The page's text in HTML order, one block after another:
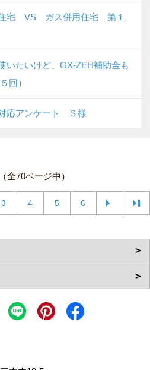
住宅 VS ガス併用住宅 第１
いたいけど、GX-ZEH補助金も
回）
応アンケート Ｓ様
全70ページ中）
3 4 5 6